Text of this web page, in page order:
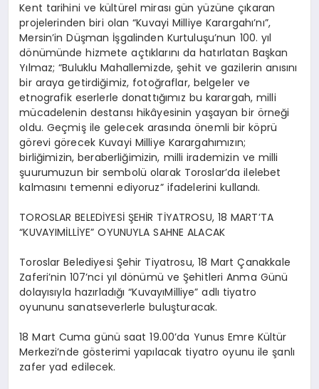
Kent tarihini ve kültürel mirası gün yüzüne çıkaran
projelerinden biri olan “Kuvayi Milliye Karargahı’nı”,
Mersin’in Düşman İşgalinden Kurtuluşu’nun 100. yıl
dönümünde hizmete açtıklarını da hatırlatan Başkan
Yılmaz; “Buluklu Mahallemizde, şehit ve gazilerin anısını
bir araya getirdiğimiz, fotoğraflar, belgeler ve
etnografik eserlerle donattığımız bu karargah, milli
mücadelenin destansı hikâyesinin yaşayan bir örneği
oldu. Geçmiş ile gelecek arasında önemli bir köprü
görevi görecek Kuvayi Milliye Karargahımızın;
birliğimizin, beraberliğimizin, milli irademizin ve milli
şuurumuzun bir sembolü olarak Toroslar’da ilelebet
kalmasını temenni ediyoruz” ifadelerini kullandı.
TOROSLAR BELEDİYESİ ŞEHİR TİYATROSU, 18 MART’TA
“KUVAYIMİLLİYE” OYUNUYLA SAHNE ALACAK
Toroslar Belediyesi Şehir Tiyatrosu, 18 Mart Çanakkale
Zaferi’nin 107’nci yıl dönümü ve Şehitleri Anma Günü
dolayısıyla hazırladığı “KuvayıMilliye” adlı tiyatro
oyununu sanatseverlerle buluşturacak.
18 Mart Cuma günü saat 19.00’da Yunus Emre Kültür
Merkezi’nde gösterimi yapılacak tiyatro oyunu ile şanlı
zafer yad edilecek.